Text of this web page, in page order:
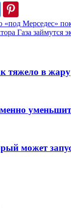
Мерседес»
Газа займутся
тяжело в жару
может